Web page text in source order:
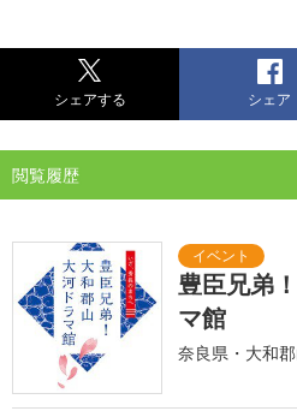
シェアする シェア
閲覧履歴
豊臣兄弟
マ館
奈良県・大和